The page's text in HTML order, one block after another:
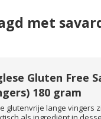
met
Gluten Free
180 gram
glutenvrije lange vingers